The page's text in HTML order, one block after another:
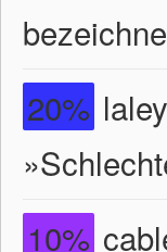
20% laley
10%